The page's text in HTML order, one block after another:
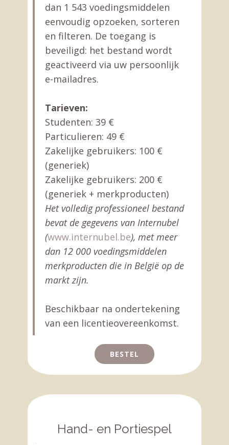
dan 1 543 voedingsmiddelen
eenvoudig opzoeken, sorteren
en filteren. De toegang is
beveiligd: het bestand wordt
geactiveerd via uw persoonlijk
e-mailadres.
Tarieven:
Studenten: 39 €
Particulieren: 49 €
Zakelijke gebruikers: 100 €
(generiek)
Zakelijke gebruikers: 200 €
(generiek + merkproducten)
Het volledig professioneel bestand
bevat de gegevens van Internubel
(www.internubel.be), met meer
dan 12 000 voedingsmiddelen
merkproducten die in België op de
markt zijn.
Beschikbaar na ondertekening
van een licentieovereenkomst.
BESTEL
Hand- en Portiespel